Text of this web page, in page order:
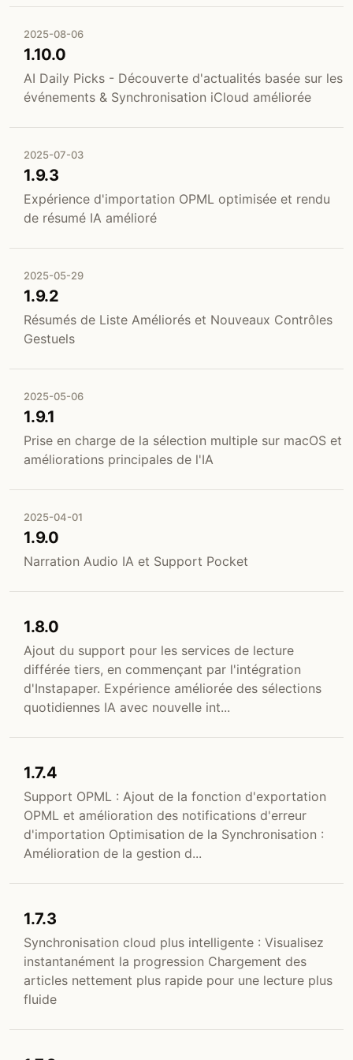
2025-08-06
1.10.0
AI Daily Picks - Découverte d'actualités basée sur les
événements & Synchronisation iCloud améliorée
2025-07-03
1.9.3
Expérience d'importation OPML optimisée et rendu
de résumé IA amélioré
2025-05-29
1.9.2
Résumés de Liste Améliorés et Nouveaux Contrôles
Gestuels
2025-05-06
1.9.1
Prise en charge de la sélection multiple sur macOS et
améliorations principales de l'IA
2025-04-01
1.9.0
Narration Audio IA et Support Pocket
1.8.0
Ajout du support pour les services de lecture
différée tiers, en commençant par l'intégration
d'Instapaper. Expérience améliorée des sélections
quotidiennes IA avec nouvelle int...
1.7.4
Support OPML : Ajout de la fonction d'exportation
OPML et amélioration des notifications d'erreur
d'importation Optimisation de la Synchronisation :
Amélioration de la gestion d...
1.7.3
Synchronisation cloud plus intelligente : Visualisez
instantanément la progression Chargement des
articles nettement plus rapide pour une lecture plus
fluide